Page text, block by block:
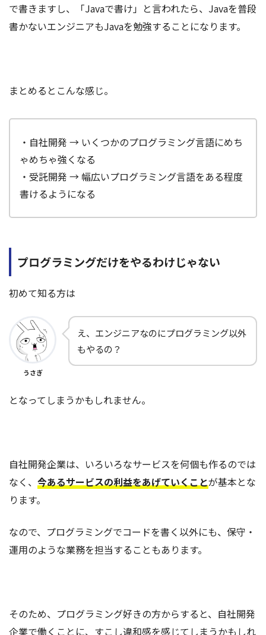
で書きますし、「Javaで書け」と言われたら、Javaを普段
書かないエンジニアもJavaを勉強することになります。
まとめるとこんな感じ。
・自社開発 → いくつかのプログラミング言語にめち
ゃめちゃ強くなる
・受託開発 → 幅広いプログラミング言語をある程度
書けるようになる
プログラミングだけをやるわけじゃない
初めて知る方は
うさぎ
え、エンジニアなのにプログラミング以外
もやるの？
となってしまうかもしれません。
自社開発企業は、いろいろなサービスを何個も作るのでは
なく、 今あるサービスの利益をあげていくことが基本とな
ります。
なので、プログラミングでコードを書く以外にも、保守・
運用のような業務を担当することもあります。
そのため、プログラミング好きの方からすると、自社開発
企業で働くことに、すこし違和感を感じてしまうかもしれ